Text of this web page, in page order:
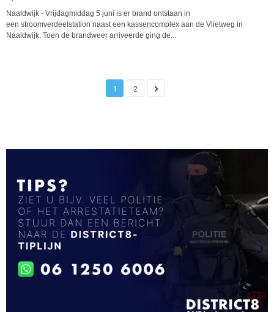
Naaldwijk - Vrijdagmiddag 5 juni is er brand ontstaan in
een stroomverdeelstation naast een kassencomplex aan de Vlietweg in
Naaldwijk. Toen de brandweer arriveerde ging de...
1 2